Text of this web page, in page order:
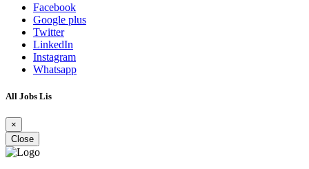
Facebook
Google plus
Twitter
LinkedIn
Instagram
Whatsapp
All Jobs Lis
×
Close